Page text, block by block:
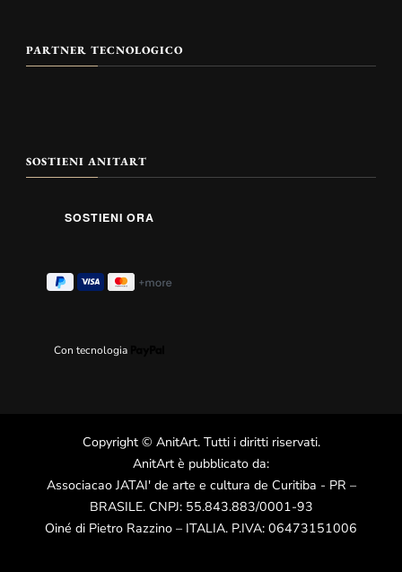
PARTNER TECNOLOGICO
SOSTIENI ANITART
Con tecnologia
Copyright© AnitArt. Tutti i diritti riservati.
AnitArt è pubblicato da:
Associacao JATAI' de arte e cultura de Curitiba - PR –
BRASILE. CNPJ: 55.843.883/0001-93
Oiné di Pietro Razzino – ITALIA. P.IVA: 06473151006